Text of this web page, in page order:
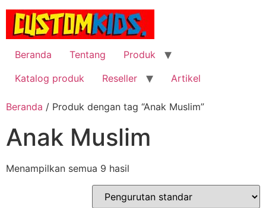
Lewati
konten
Beranda
Tentang
Produk
Katalog produk
Reseller Artikel
Beranda / Produk dengan tag “Anak Muslim”
Anak Muslim
Menampilkan semua 9 hasil